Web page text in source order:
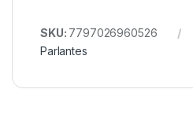
SKU: 7797026960526
Parlantes